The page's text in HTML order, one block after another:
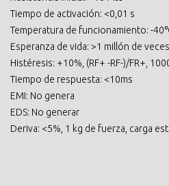
Tiempo de activación: <0,01 s
Temperatura de funcionamiento: -
Esperanza de vida: >1 millón de veces
Histéresis: +10%, (RF+ -RF-)/FR+,
Tiempo de respuesta: <10ms
EMI: No genera
EDS: No generar
Deriva: <5%, 1 kg de fuerza, carga